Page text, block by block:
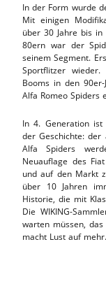
In der Form wurde
Mit einigen
über 30 Jahre bis
80ern war der
seinem Segment.
Sportflitzer
Booms in den
Alfa Romeo Spiders
In 4. Generation
der Geschichte: der
Alfa Spiders
Neuauflage des
und auf den Markt
über 10 Jahren
Historie, die mit
Die WIKING-
warten müssen,
macht Lust auf mehr.